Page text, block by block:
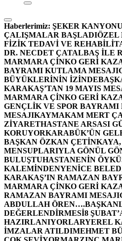
Haberlerimiz: ŞEKER
ÇALIŞMALAR BAŞLADIÖZEL
FİZİK TEDAVİ VE
DR. NECDET ÇATALBAŞ İLE
MARMARA ÇİNKO GERİ
BAYRAMI KUTLAMA MESAJI
BÜYÜKLERİNİN İZİNDE
KARAKAŞ’TAN 19 MAYIS
MARMARA ÇİNKO GERİ
GENÇLİK VE SPOR
MESAJIKAYMAKAM MERT
ZİYARETHASTANE ARSASI
KORUYORKARABÜK’ÜN
BAŞKAN ÖZKAN
MENSUPLARIYLA GÖNÜL
BULUŞTUHASTANENİN
KALEMİNDENYENİCE
KARAKAŞ’IN RAMAZAN
MARMARA ÇİNKO GERİ
RAMAZAN BAYRAMI MESAJI
ABDULLAH ÖREN….
DEĞERLENDİRMESİ8
HAZIRLANIYORLARYEREL
İMZALAR ATILDIMEHMET